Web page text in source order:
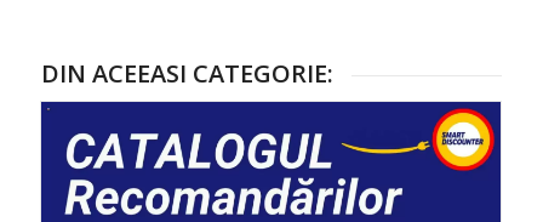
DIN ACEEASI CATEGORIE: